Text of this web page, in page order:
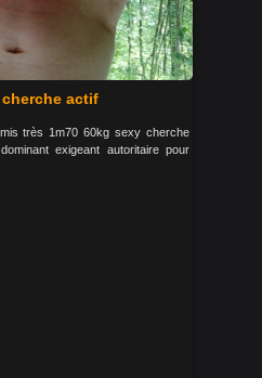
actif
très 1m70 60kg sexy cherche
exigeant autoritaire pour